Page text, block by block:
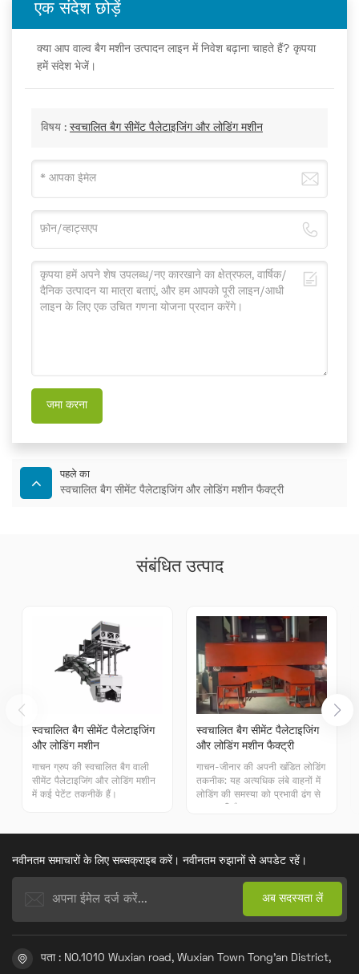
एक संदेश छोड़ें
क्या आप वाल्व बैग मशीन उत्पादन लाइन में निवेश बढ़ाना चाहते हैं? कृपया
हमें संदेश भेजें।
विषय : स्वचालित बैग सीमेंट पैलेटाइजिंग और लोडिंग मशीन
जमा करना
पहले का
स्वचालित बैग सीमेंट पैलेटाइजिंग और लोडिंग मशीन फैक्ट्री
संबंधित उत्पाद
स्वचालित बैग सीमेंट पैलेटाइजिंग
और लोडिंग मशीन
गाचन ग्रुप की स्वचालित बैग वाली
सीमेंट पैलेटाइजिंग और लोडिंग मशीन
में कई पेटेंट तकनीकें हैं।
स्वचालित बैग सीमेंट पैलेटाइजिंग
और लोडिंग मशीन फैक्ट्री
गाचन-जीनार की अपनी खंडित लोडिंग
तकनीक: यह अत्यधिक लंबे वाहनों में
लोडिंग की समस्या को प्रभावी ढंग से
नवीनतम समाचारों के लिए सब्सक्राइब करें। नवीनतम रुझानों से अपडेट रहें।
पता : NO.1010 Wuxian road, Wuxian Town Tong'an District,